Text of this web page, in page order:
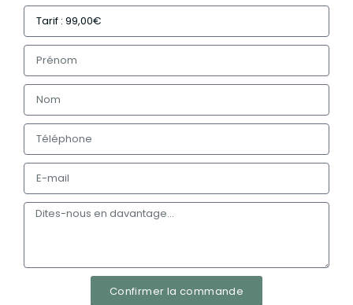
Confirmer la commande